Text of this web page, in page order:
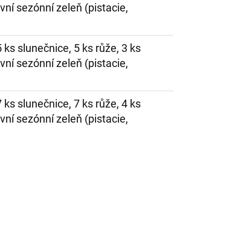
sezónní zeleň (pistacie,
slunečnice, 5 ks růže, 3 ks
sezónní zeleň (pistacie,
ks slunečnice, 7 ks růže, 4 ks
sezónní zeleň (pistacie,